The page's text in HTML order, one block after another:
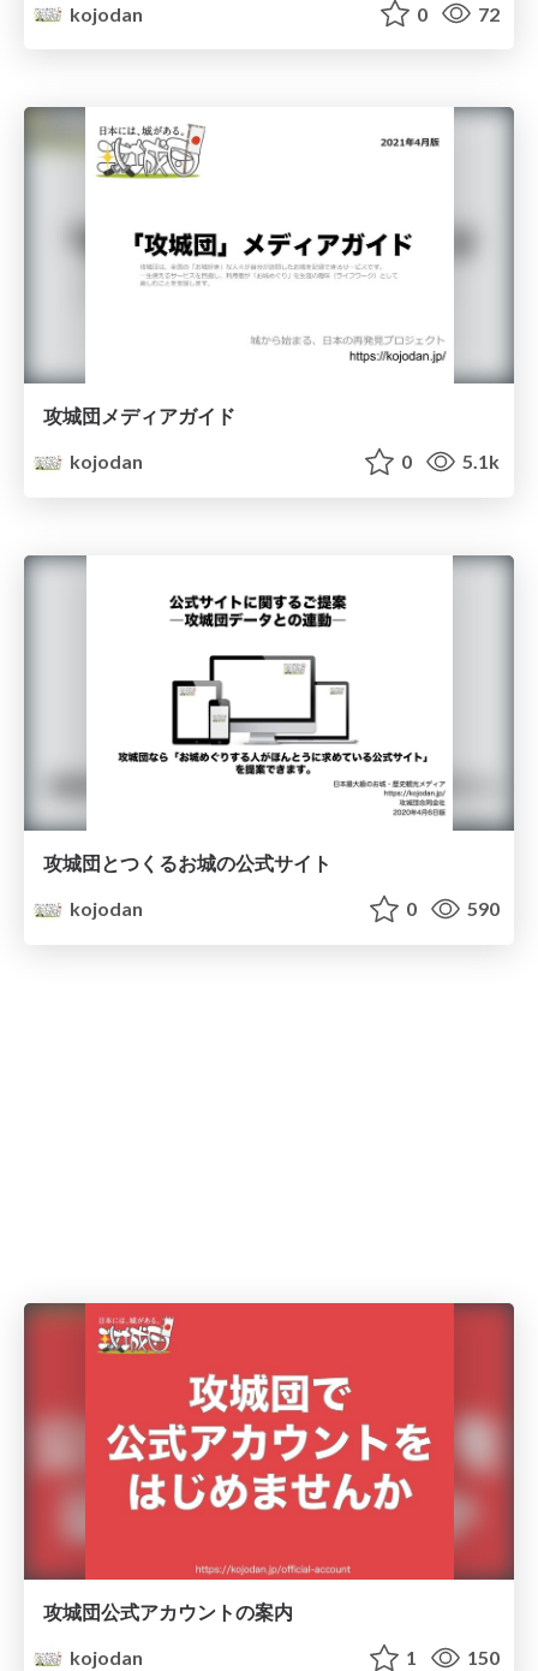
kojodan
0 72
攻城団メディアガイド
kojodan
0 5.1k
攻城団とつくるお城の公式サイト
kojodan
0 590
攻城団公式アカウントの案内
kojodan
1 150